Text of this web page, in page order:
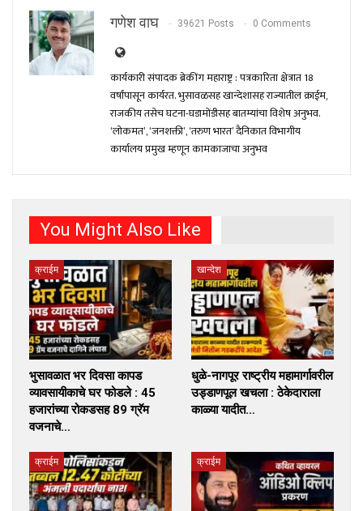
गणेश वाघ 39621 Posts 0 Comments
कार्यकारी संपादक ब्रेकींग महाराष्ट्र : पत्रकारिता क्षेत्रात 18
वर्षांपासून कार्यरत. भुसावळसह खान्देशासह राज्यातील क्राईम,
राजकीय तसेच घटना-घडामोंडीसह बातम्यांचा विशेष अनुभव.
‘लोकमत’, ‘जनशक्ती’, ‘तरुण भारत’ दैनिकात विभागीय
कार्यालय प्रमुख म्हणून कामकाजाचा अनुभव
You Might Also Like
क्राईम
भुसावळात भर दिवसा कापड
व्यावसायीकाचे घर फोडले : 45
हजारांच्या रोकडसह 89 ग्रॅम
वजनाचे…
खान्देश
धुळे-नागपूर राष्ट्रीय महामार्गावरील
उड्डाणपूल खचला : ठेकेदाराला
काळ्या यादीत…
क्राईम क्राईम